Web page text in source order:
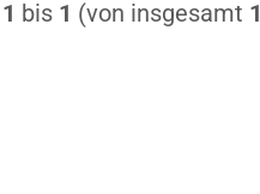
1 bis 1 (von insgesamt